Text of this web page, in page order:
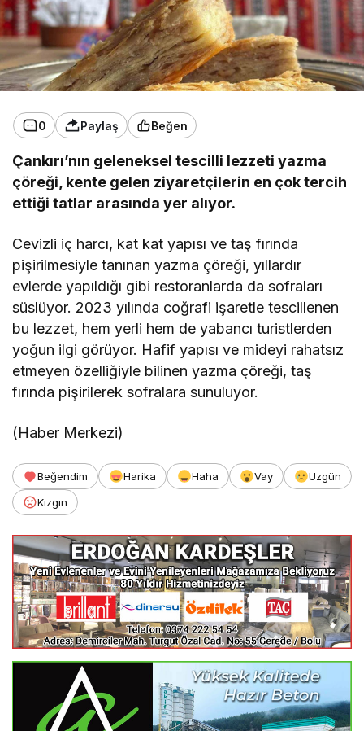
0 Paylaş Beğen
Çankırı’nın geleneksel tescilli lezzeti yazma
çöreği, kente gelen ziyaretçilerin en çok tercih
ettiği tatlar arasında yer alıyor.
Cevizli iç harcı, kat kat yapısı ve taş fırında
pişirilmesiyle tanınan yazma çöreği, yıllardır
evlerde yapıldığı gibi restoranlarda da sofraları
süslüyor. 2023 yılında coğrafi işaretle tescillenen
bu lezzet, hem yerli hem de yabancı turistlerden
yoğun ilgi görüyor. Hafif yapısı ve mideyi rahatsız
etmeyen özelliğiyle bilinen yazma çöreği, taş
fırında pişirilerek sofralara sunuluyor.
(Haber Merkezi)
Beğendim Harika Haha Vay
Üzgün
Kızgın